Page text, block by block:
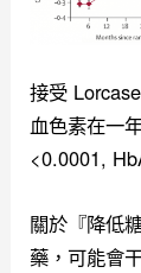
接受
血色素在一
<0.0001,
關於『降低
藥，可能會